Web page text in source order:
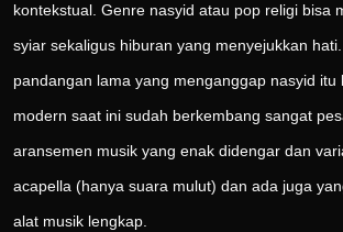
kontekstual. Genre nasyid atau pop religi bisa
syiar sekaligus hiburan yang menyejukkan
pandangan lama yang menganggap nasyid itu
modern saat ini sudah berkembang sangat
aransemen musik yang enak didengar dan
acapella (hanya suara mulut) dan ada juga
alat musik lengkap.